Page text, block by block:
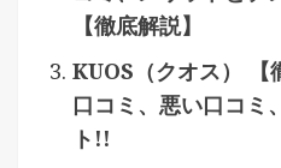
【徹底解説】
KUOS（クオス） 【
口コミ、悪い口コミ
ト!!